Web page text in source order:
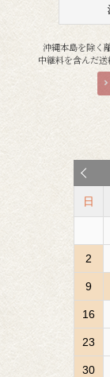
沖縄本島を除く
中継料を含んだ
日
2
9
16
23
30